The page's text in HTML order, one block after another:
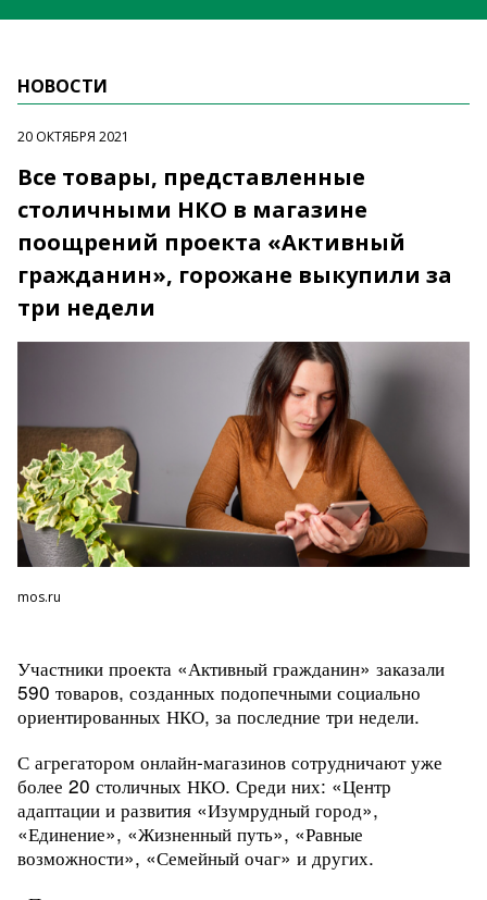
НОВОСТИ
20 ОКТЯБРЯ 2021
Все товары, представленные
столичными НКО в магазине
поощрений проекта «Активный
гражданин», горожане выкупили за
три недели
mos.ru
Участники проекта «Активный гражданин» заказали
590 товаров, созданных подопечными социально
ориентированных НКО, за последние три недели.
С агрегатором онлайн-магазинов сотрудничают уже
более 20 столичных НКО. Среди них: «Центр
адаптации и развития «Изумрудный город»,
«Единение», «Жизненный путь», «Равные
возможности», «Семейный очаг» и других.